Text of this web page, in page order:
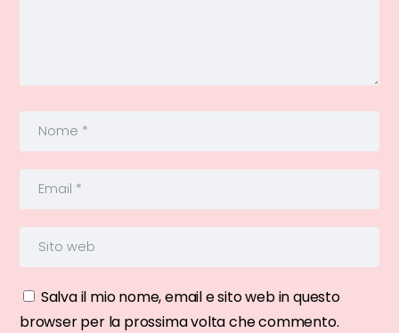
Salva il mio nome, email e sito web in questo
browser per la prossima volta che commento.